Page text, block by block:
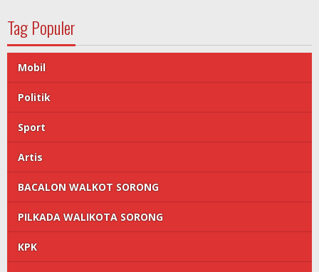
Tag Populer
Mobil
Politik
Sport
Artis
BACALON WALKOT SORONG
PILKADA WALIKOTA SORONG
KPK